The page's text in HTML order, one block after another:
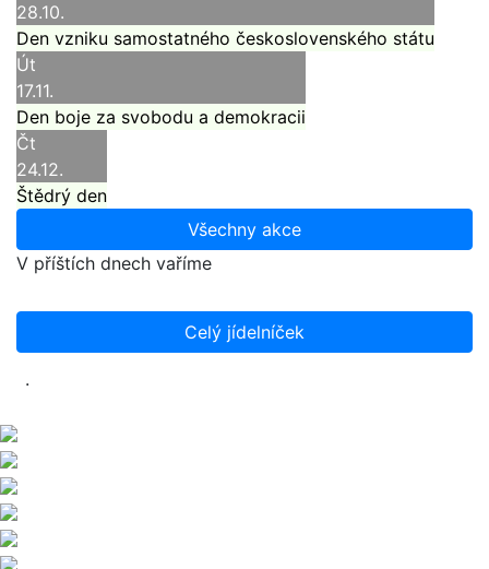
28.10.
Den vzniku samostatného československého státu
Út
17.11.
Den boje za svobodu a demokracii
Čt
24.12.
Štědrý den
Všechny akce
V příštích dnech vaříme
Celý jídelníček
.